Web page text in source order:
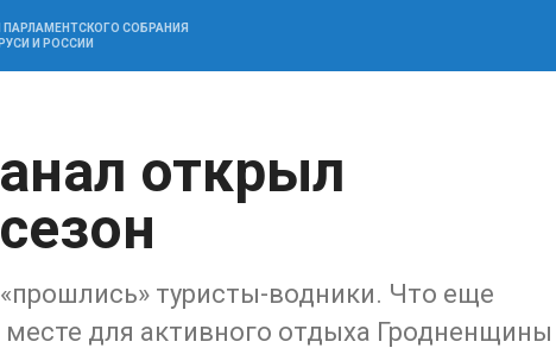
ПАРЛАМЕНТСКОГО СОБРАНИЯ
И РОССИИ
открыл
туристы-водники. Что еще
для активного отдыха Гродненщины